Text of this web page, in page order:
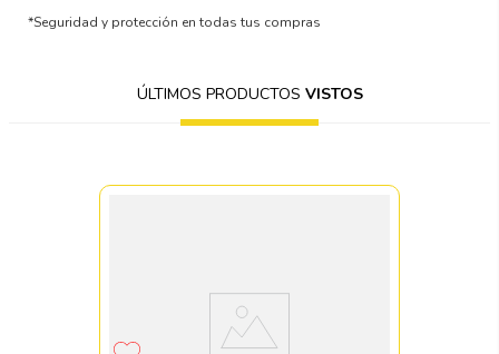
*Seguridad y protección en todas tus compras
ÚLTIMOS PRODUCTOS VISTOS